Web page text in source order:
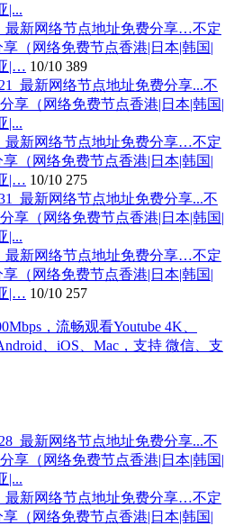
最新网络节点地址免费分享…不定
（网络免费节点香港|日本|韩国|
|… 10/10 389
最新网络节点地址免费分享…不定
（网络免费节点香港|日本|韩国|
|… 10/10 275
最新网络节点地址免费分享…不定
（网络免费节点香港|日本|韩国|
|… 10/10 257
最新网络节点地址免费分享…不定
（网络免费节点香港|日本|韩国|